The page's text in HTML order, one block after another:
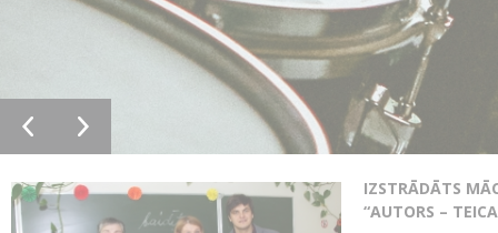
IZSTRĀDĀTS
“AUTORS –